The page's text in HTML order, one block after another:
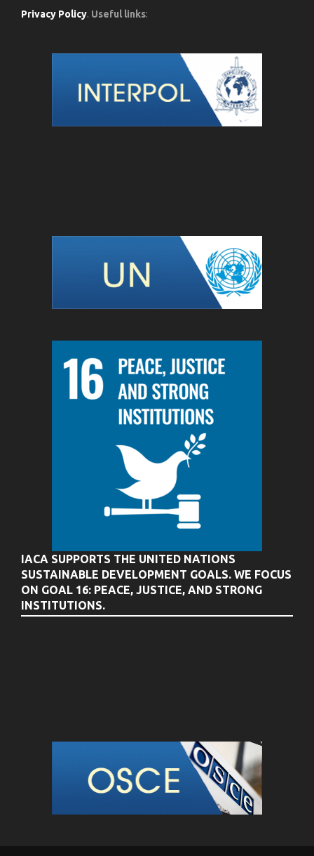
Privacy Policy. Useful links:
IACA SUPPORTS THE UNITED NATIONS
SUSTAINABLE DEVELOPMENT GOALS. WE FOCUS
ON GOAL 16: PEACE, JUSTICE, AND STRONG
INSTITUTIONS.